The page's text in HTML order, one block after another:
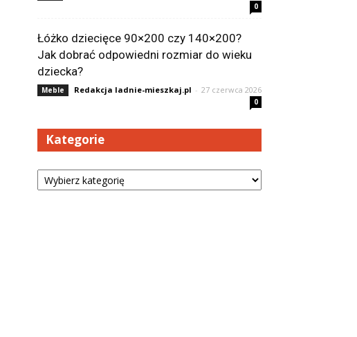
0
Łóżko dziecięce 90×200 czy 140×200?
Jak dobrać odpowiedni rozmiar do wieku
dziecka?
Meble Redakcja ladnie-mieszkaj.pl - 27 czerwca 2026
0
Kategorie
Kategorie